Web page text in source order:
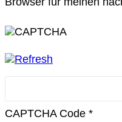
CAPTCHA Code *